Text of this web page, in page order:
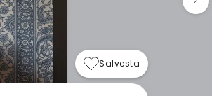
Salvesta